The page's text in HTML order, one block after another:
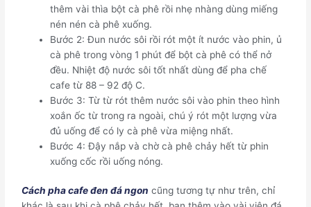
thêm vài thìa bột cà phê rồi nhẹ nhàng dùng miếng
nén nén cà phê xuống.
Bước 2: Đun nước sôi rồi rót một ít nước vào phin, ủ
cà phê trong vòng 1 phút để bột cà phê có thể nở
đều. Nhiệt độ nước sôi tốt nhất dùng để pha chế
cafe từ 88 – 92 độ C.
Bước 3: Từ từ rót thêm nước sôi vào phin theo hình
xoắn ốc từ trong ra ngoài, chú ý rót một lượng vừa
đủ uống để có ly cà phê vừa miệng nhất.
Bước 4: Đậy nắp và chờ cà phê chảy hết từ phin
xuống cốc rồi uống nóng.
Cách pha cafe đen đá ngon cũng tương tự như trên, chỉ